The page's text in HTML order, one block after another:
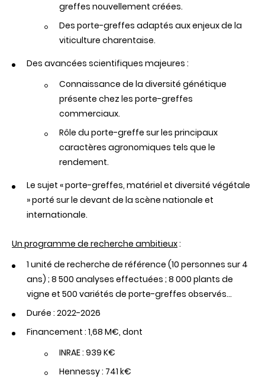
greffes nouvellement créées.
Des porte-greffes adaptés aux enjeux de la
viticulture charentaise.
Des avancées scientifiques majeures :
Connaissance de la diversité génétique
présente chez les porte-greffes
commerciaux.
Rôle du porte-greffe sur les principaux
caractères agronomiques tels que le
rendement.
Le sujet « porte-greffes, matériel et diversité végétale
» porté sur le devant de la scène nationale et
internationale.
Un programme de recherche ambitieux:
1 unité de recherche de référence (10 personnes sur 4
ans) ; 8 500 analyses effectuées ; 8 000 plants de
vigne et 500 variétés de porte-greffes observés…
Durée : 2022-2026
Financement : 1,68 M€, dont
INRAE : 939 K€
Hennessy : 741 k€